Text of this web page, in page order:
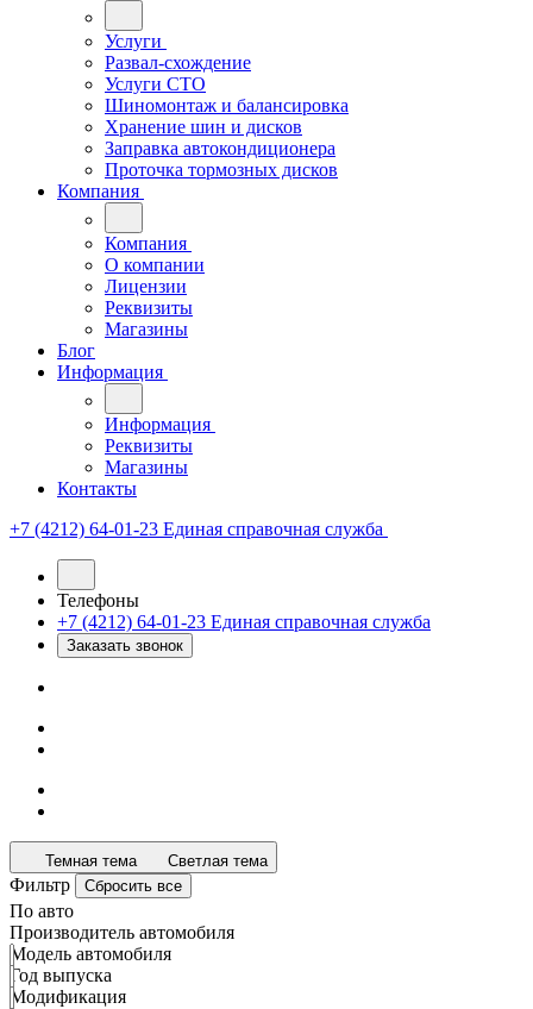
Услуги
Развал-схождение
Услуги СТО
Шиномонтаж и балансировка
Хранение шин и дисков
Заправка автокондиционера
Проточка тормозных дисков
Компания
Компания
О компании
Лицензии
Реквизиты
Магазины
Блог
Информация
Информация
Реквизиты
Магазины
Контакты
+7 (4212) 64-01-23 Единая справочная служба
Телефоны
+7 (4212) 64-01-23 Единая справочная служба
Заказать звонок
Темная тема Светлая тема
Фильтр Сбросить все
По авто
Производитель автомобиля
Модель автомобиля
Год выпуска
Модификация